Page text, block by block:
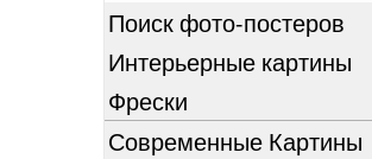
Поиск фото-постеров
Интерьерные картины
Фрески
Современные Картины